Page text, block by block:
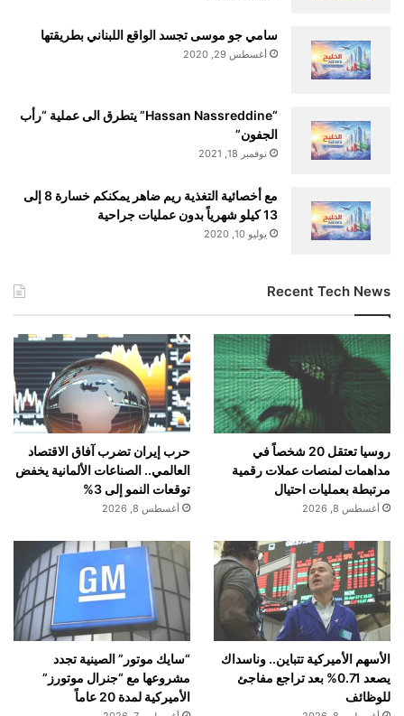
سامي جو موسى تجسد الواقع اللبناني بطريقتها
أغسطس 29, 2020
“Hassan Nassreddine” يتطرق الى عملية “رأب
الجفون”
نوفمبر 18, 2021
مع أخصائية التغذية ريم ضاهر يمكنكم خسارة 8 إلى
13 كيلو شهرياً بدون عمليات جراحية
يوليو 10, 2020
Recent Tech News
روسيا تعتقل 20 شخصاً في
مداهمات لمنصات عملات رقمية
مرتبطة بعمليات احتيال
أغسطس 8, 2026
حرب إيران تضرب آفاق الاقتصاد
العالمي.. الصناعات الألمانية يخفض
توقعات النمو إلى 3%
أغسطس 8, 2026
الأسهم الأميركية تتباين.. وناسداك
يصعد 0.71% بعد تراجع مفاجئ
للوظائف
“سايك موتور” الصينية تجدد
مشروعها مع “جنرال موتورز”
الأميركية لمدة 20 عاماً